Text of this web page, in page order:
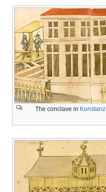
The conclave in Konstanz